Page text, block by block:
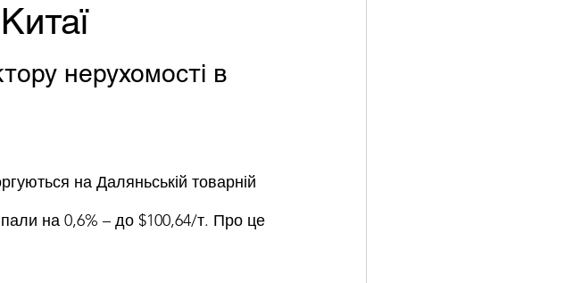
нерухомості в
на Даляньській товарній
на 0,6% – до $100,64/т. Про це